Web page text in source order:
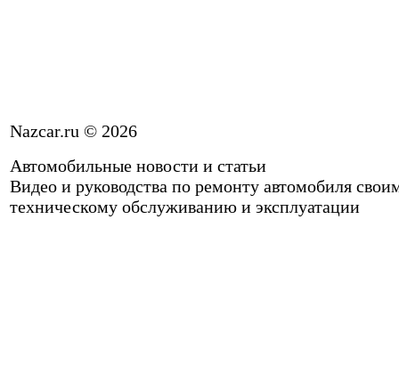
Nazcar.ru © 2026
Автомобильные новости и статьи
Видео и руководства по ремонту автомобиля
техническому обслуживанию и эксплуатации